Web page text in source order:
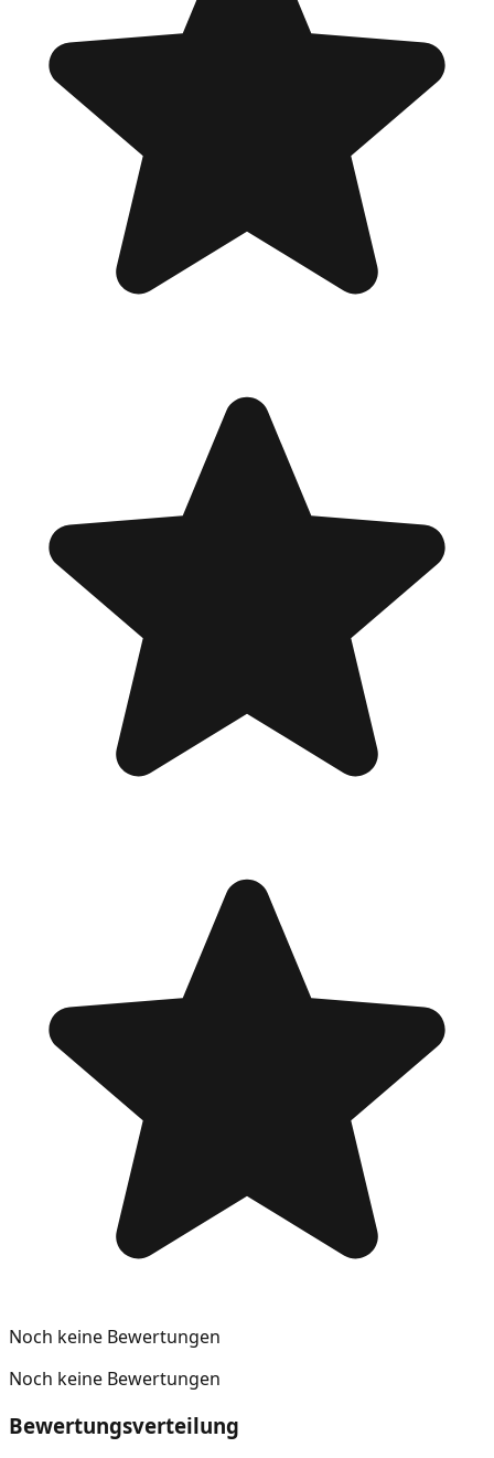
Noch keine Bewertungen
Noch keine Bewertungen
Bewertungsverteilung